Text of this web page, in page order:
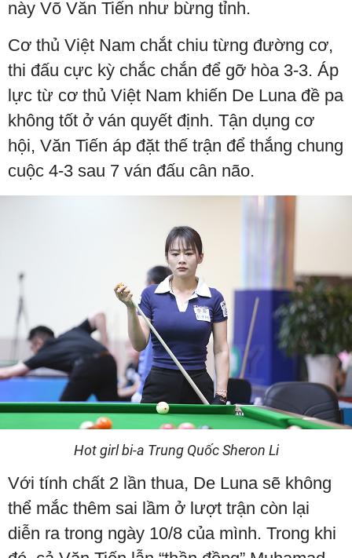
này Võ Văn Tiến như bừng tỉnh.
Cơ thủ Việt Nam chắt chiu từng đường cơ,
thi đấu cực kỳ chắc chắn để gỡ hòa 3-3. Áp
lực từ cơ thủ Việt Nam khiến De Luna đề pa
không tốt ở ván quyết định. Tận dụng cơ
hội, Văn Tiến áp đặt thế trận để thắng chung
cuộc 4-3 sau 7 ván đấu cân não.
Hot girl bi-a Trung Quốc Sheron Li
Với tính chất 2 lần thua, De Luna sẽ không
thể mắc thêm sai lầm ở lượt trận còn lại
diễn ra trong ngày 10/8 của mình. Trong khi